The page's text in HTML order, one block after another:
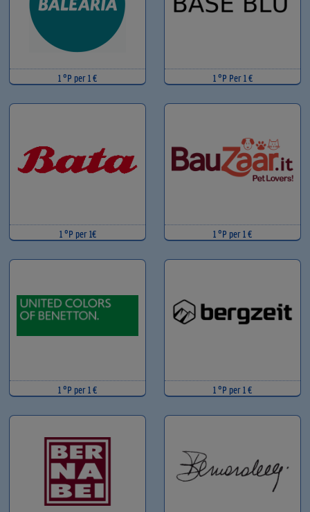
1 °P per 1 € 1 °P Per 1 €
1 °P per 1€ 1 °P per 1 €
1 °P per 1 € 1 °P per 1 €